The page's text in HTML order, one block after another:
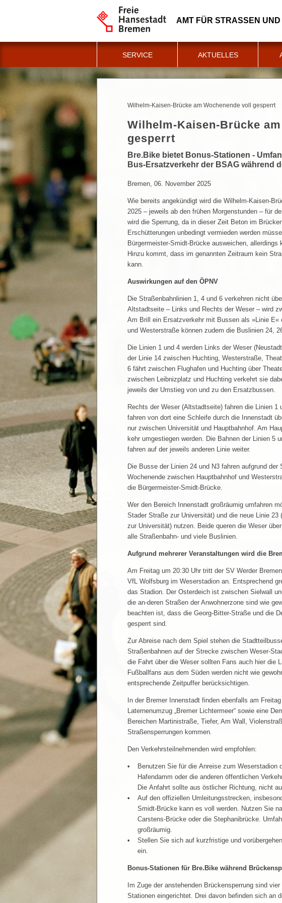
AMT FÜR STRASSEN UND
SERVICE AKTUELLES
Wilhelm-Kaisen-Brücke am Wochenende voll gesperrt
Wilhelm-Kaisen-Brücke
gesperrt
Bre.Bike bietet Bonus-Stationen -
Bus-Ersatzverkehr der BSAG während
Bremen, 06. November 2025
Wie bereits angekündigt wird die Wilhelm-Kaisen-
2025 – jeweils ab den frühen Morgenstunden – für
wird die Sperrung, da in dieser Zeit Beton im
Erschütterungen unbedingt vermieden werden
Bürgermeister-Smidt-Brücke ausweichen,
Hinzu kommt, dass im genannten Zeitraum kein
kann.
Auswirkungen auf den ÖPNV
Die Straßenbahnlinien 1, 4 und 6 verkehren nicht
Altstadtseite – Links und Rechts der Weser – wird
Am Brill ein Ersatzverkehr mit Bussen als »Linie E«
und Westerstraße können zudem die Buslinien 24,
Die Linien 1 und 4 werden Links der Weser
der Linie 14 zwischen Huchting, Westerstraße,
6 fährt zwischen Flughafen und Huchting über
zwischen Leibnizplatz und Huchting verkehrt sie
jeweils der Umstieg von und zu den Ersatzbussen.
Rechts der Weser (Altstadtseite) fahren die Linien
fahren von dort eine Schleife durch die Innenstadt
nur zwischen Universität und Hauptbahnhof. Am
kehr umgestiegen werden. Die Bahnen der Linien 5
fahren auf der jeweils anderen Linie weiter.
Die Busse der Linien 24 und N3 fahren aufgrund
Wochenende zwischen Hauptbahnhof und
die Bürgermeister-Smidt-Brücke.
Wer den Bereich Innenstadt großräumig umfahren
Stader Straße zur Universität) und die neue Linie
zur Universität) nutzen. Beide queren die Weser
alle Straßenbahn- und viele Buslinien.
Aufgrund mehrerer Veranstaltungen wird die
Am Freitag um 20:30 Uhr tritt der SV Werder
VfL Wolfsburg im Weserstadion an. Entsprechend
das Stadion. Der Osterdeich ist zwischen Sielwall
die an-deren Straßen der Anwohnerzone sind wie
beachten ist, dass die Georg-Bitter-Straße und die
gesperrt sind.
Zur Abreise nach dem Spiel stehen die
Straßenbahnen auf der Strecke zwischen Weser-
die Fahrt über die Weser sollten Fans auch hier die
Fußballfans aus dem Süden werden nicht wie
entsprechende Zeitpuffer berücksichtigen.
In der Bremer Innenstadt finden ebenfalls am
Laternenumzug „Bremer Lichtermeer“ sowie eine
Bereichen Martinistraße, Tiefer, Am Wall,
Straßensperrungen kommen.
Den Verkehrsteilnehmenden wird empfohlen:
Benutzen Sie für die Anreise zum Weserstadion
Hafendamm oder die anderen öffentlichen
Die Anfahrt sollte aus östlicher Richtung, nicht
Auf den offiziellen Umleitungsstrecken,
Smidt-Brücke kann es voll werden. Nutzen Sie
Carstens-Brücke oder die Stephanibrücke.
großräumig.
Stellen Sie sich auf kurzfristige und
ein.
Bonus-Stationen für Bre.Bike während
Im Zuge der anstehenden Brückensperrung sind
Stationen eingerichtet. Drei davon befinden sich an